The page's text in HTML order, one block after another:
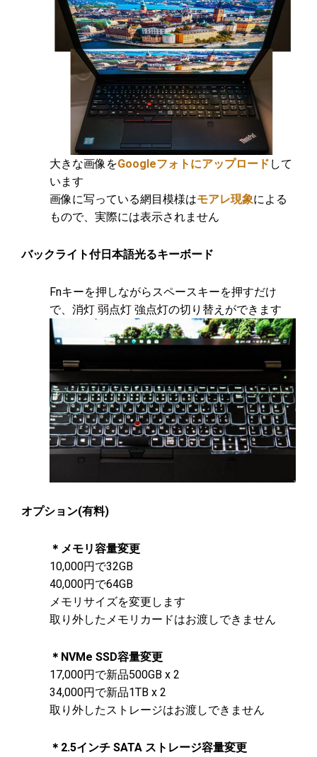
大きな画像をGoogleフォトにアップロード して
います
画像に写っている網目模様はモアレ現象による
もので、実際には表示されません
バックライト付日本語光るキーボード
Fnキーを押しながらスペースキーを押すだけ
で、消灯 弱点灯 強点灯の切り替えができます
オプション(有料)
＊メモリ容量変更
10,000円で32GB
40,000円で64GB
メモリサイズを変更します
取り外したメモリカードはお渡しできません
＊NVMe SSD容量変更
17,000円で新品500GB x 2
34,000円で新品1TB x 2
取り外したストレージはお渡しできません
＊2.5インチ SATA ストレージ容量変更